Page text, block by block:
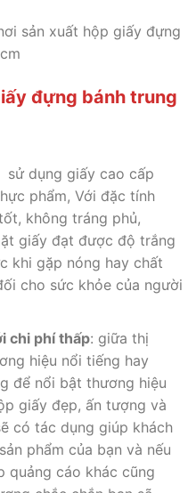
sản xuất hộp giấy đựng
đựng bánh trung
sử dụng giấy cao cấp
phẩm, Với đặc tính
không tráng phủ,
giấy đạt được độ trắng
khi gặp nóng hay chất
cho sức khỏe của người
chi phí thấp: giữa thị
hiệu nổi tiếng hay
để nổi bật thương hiệu
giấy đẹp, ấn tượng và
có tác dụng giúp khách
phẩm của bạn và nếu
quảng cáo khác cũng